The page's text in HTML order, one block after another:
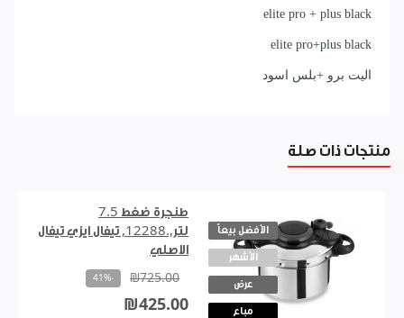
elite pro + plus black
elite pro+plus black
اليت برو +بلس اسود
منتجات ذات صلة
الأفضل بيعاً
الأشهر
عرض
مباع
طنجرة ضغط 7.5
لتر,.12288, تيفال ايزي تيفال
الاصلي
₪725.00
-41%
₪425.00